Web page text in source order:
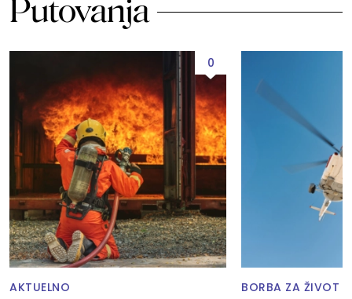
Putovanja
0
AKTUELNO BORBA ZA ŽIVOT